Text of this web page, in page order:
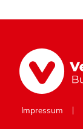
Impressum